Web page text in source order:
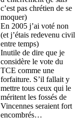
c’est pas chrétien de se
moquer)
En 2005 j’ai voté non
(et j’étais redevenu civil
entre temps)
Inutile de dire que je
considère le vote du
TCE comme une
forfaiture. S’il fallait y
mettre tous ceux qui le
méritent les fossés de
Vincennes seraient fort
encombrés…